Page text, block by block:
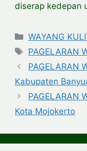
diserap kedepan
Categories
WAYANG
Tags
PAGELARAN
PAGELARAN
Kabupaten
PAGELARAN
Kota Mojokerto